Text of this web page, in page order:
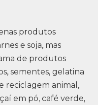
produtos
e soja, mas
de produtos
sementes, gelatina
reciclagem animal,
em pó, café verde,